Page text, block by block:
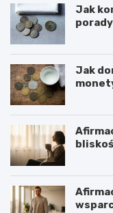
Jak
porady
Jak